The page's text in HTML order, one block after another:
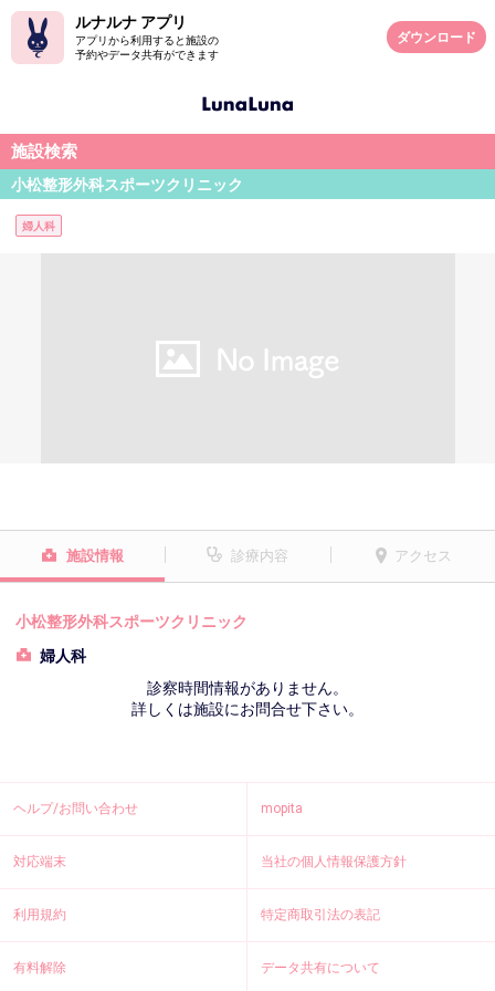
ルナルナ アプリ
アプリから利用すると施設の
予約やデータ共有ができます
ダウンロード
施設検索
小松整形外科スポーツクリニック
婦人科
施設情報 診療内容 アクセス
小松整形外科スポーツクリニック
婦人科
診察時間情報がありません。
詳しくは施設にお問合せ下さい。
ヘルプ/お問い合わせ mopita
対応端末 当社の個人情報保護方針
利用規約 特定商取引法の表記
有料解除 データ共有について